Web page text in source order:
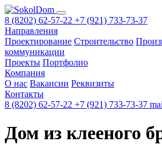
8 (8202) 62-57-22 +7 (921) 733-73-37
Направления
Проектирование Строительство
коммуникации
Проекты Портфолио
Компания
О нас Вакансии Реквизиты
Контакты
8 (8202) 62-57-22 +7 (921) 733-73-37
Дом из клееного